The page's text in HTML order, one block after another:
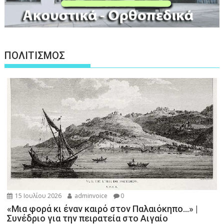
ΠΟΛΙΤΙΣΜΟΣ
15 Ιουλίου 2026 adminvoice 0
«Μια φορά κι έναν καιρό στον Παλαιόκηπο…» |
Συνέδριο για την πειρατεία στο Αιγαίο